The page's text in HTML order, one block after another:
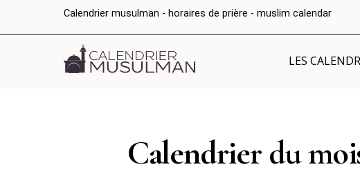
Calendrier musulman - horaires de prière - muslim calendar
LES
Calendrier du